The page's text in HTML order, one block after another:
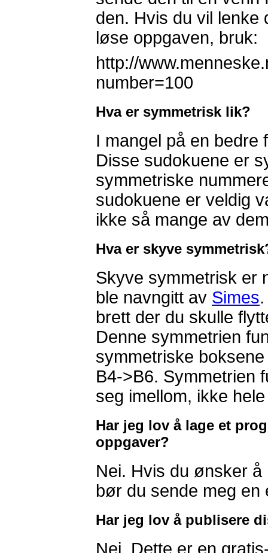
den. Hvis du vil lenke
løse oppgaven, bruk:
http://
number=100
Hva er symmetrisk lik?
I mangel på en bedre
Disse sudokuene er
symmetriske
sudokuene er veldig
ikke så mange av
Hva er skyve
Skyve symmetrisk er
ble navngitt av Simes
brett der du skulle
Denne symmetrien
symmetriske
B4->B6. Symmetrien
seg imellom, ikke
Har jeg lov å lage et
oppgaver?
Nei. Hvis du ønsker
bør du sende meg
Har jeg lov å publisere
Nei. Dette er en